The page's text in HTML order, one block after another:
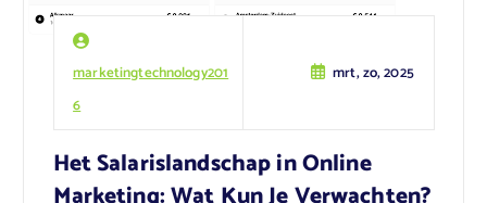
marketingtechnology201
6
mrt, zo, 2025
Het Salarislandschap in Online